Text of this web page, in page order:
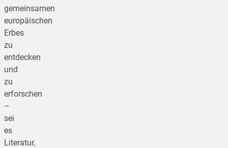
gemeinsamen
europäischen
Erbes
zu
entdecken
und
zu
erforschen
–
sei
es
Literatur,